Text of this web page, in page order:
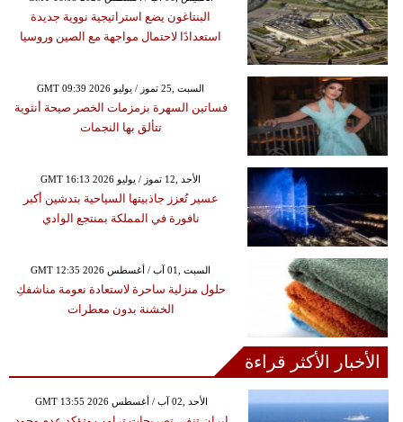
البنتاغون يضع استراتيجية نووية جديدة
استعدادًا لاحتمال مواجهة مع الصين وروسيا
GMT 09:39 2026 السبت ,25 تموز / يوليو
فساتين السهرة بزمزمات الخصر صيحة أنثوية
تتألق بها النجمات
GMT 16:13 2026 الأحد ,12 تموز / يوليو
عسير تُعزز جاذبيتها السياحية بتدشين أكبر
نافورة في المملكة بمنتجع الوادي
GMT 12:35 2026 السبت ,01 آب / أغسطس
حلول منزلية ساحرة لاستعادة نعومة مناشفكِ
الخشنة بدون معطرات
الأخبار الأكثر قراءة
GMT 13:55 2026 الأحد ,02 آب / أغسطس